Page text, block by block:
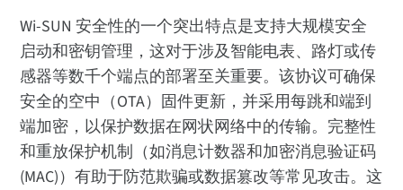
Wi-SUN 安全性的一个突出特点是支持大规模安全
启动和密钥管理，这对于涉及智能电表、路灯或传
感器等数千个端点的部署至关重要。该协议可确保
安全的空中（OTA）固件更新，并采用每跳和端到
端加密，以保护数据在网状网络中的传输。完整性
和重放保护机制（如消息计数器和加密消息验证码
(MAC)）有助于防范欺骗或数据篡改等常见攻击。这